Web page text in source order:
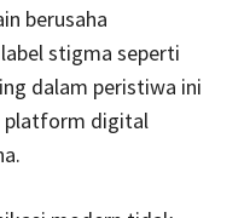
berusaha
stigma seperti
dalam peristiwa ini
platform digital